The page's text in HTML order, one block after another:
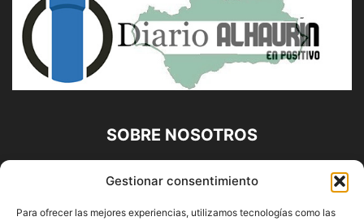
Gestionar consentimiento
Para ofrecer las mejores experiencias, utilizamos tecnologías como las
SOBRE NOSOTROS
Diario Alhaurín (www.alhaurindelatorre.com) Propiedad de
Francisco E. López López | 639 95 71 95 | Noticias de
Alhaurín de la Torre, Málaga y Provincia|